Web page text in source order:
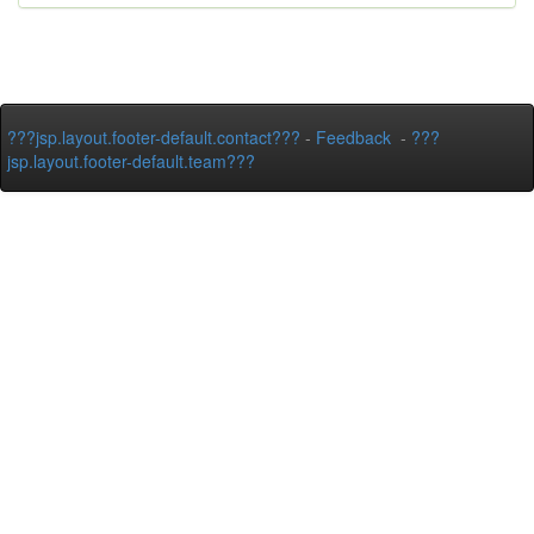
???jsp.layout.footer-default.contact??? - Feedback - ???
jsp.layout.footer-default.team???